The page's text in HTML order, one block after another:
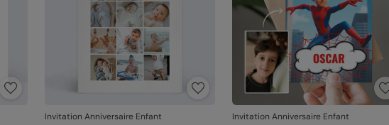
Invitation Anniversaire Enfant Invitation Anniversaire Enfant